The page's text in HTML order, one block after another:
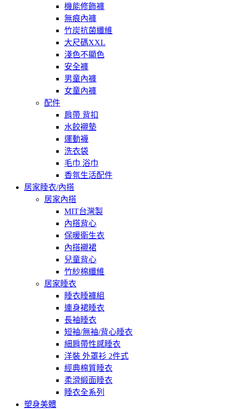
機能修飾褲
無痕內褲
竹炭抗菌纖維
大尺碼XXL
淺色不顯色
安全褲
男童內褲
女童內褲
配件
肩帶 背扣
水餃襯墊
運動襪
洗衣袋
毛巾 浴巾
香氛生活配件
居家睡衣/內搭
居家內搭
MIT台灣製
內搭背心
保暖衛生衣
內搭襯裙
兒童背心
竹紗棉纖維
居家睡衣
睡衣睡褲組
連身裙睡衣
長袖睡衣
短袖/無袖/背心睡衣
細肩帶性感睡衣
洋裝 外罩衫 2件式
經典棉質睡衣
柔滑緞面睡衣
睡衣全系列
塑身美體